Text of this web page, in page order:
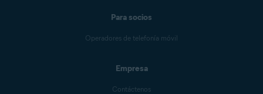
Para socios
Operadores de telefonía móvil
Empresa
Contáctenos